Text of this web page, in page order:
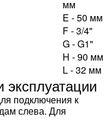
мм
E - 50 мм
F - 3/4"
G - G1"
H - 90 мм
L - 32 мм
подключения к
слева. Для